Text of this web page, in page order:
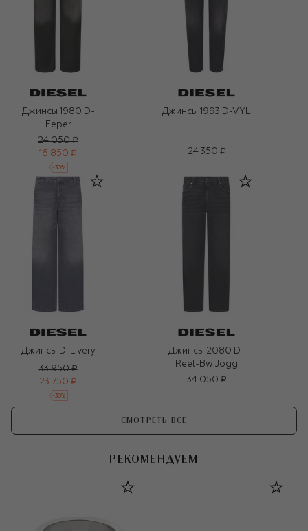
Джинсы 1980 D-
Eeper
24 050 ₽
16 850 ₽
-30%
Джинсы 1993 D-VYL
24 350 ₽
Джинсы D-Livery
33 950 ₽
23 750 ₽
-30%
Джинсы 2080 D-
Reel-Bw Jogg
34 050 ₽
СМОТРЕТЬ ВСЕ
РЕКОМЕНДУЕМ